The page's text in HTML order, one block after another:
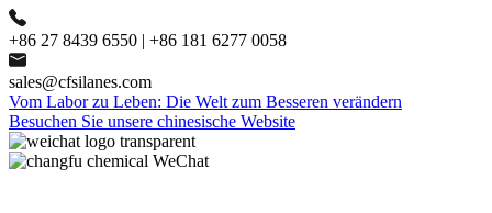
+86 27 8439 6550 | +86 181 6277 0058
sales@cfsilanes.com
Vom Labor zu Leben: Die Welt zum Besseren verändern
Besuchen Sie unsere chinesische Website